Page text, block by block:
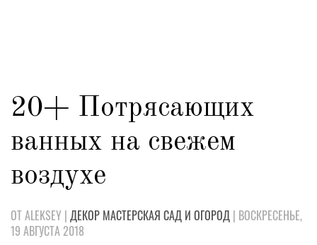
20+ Потрясающих
ванных на свежем
воздухе
ОТ ALEKSEY | ДЕКОР МАСТЕРСКАЯ САД И ОГОРОД | ВОСКРЕСЕНЬЕ,
19 АВГУСТА 2018